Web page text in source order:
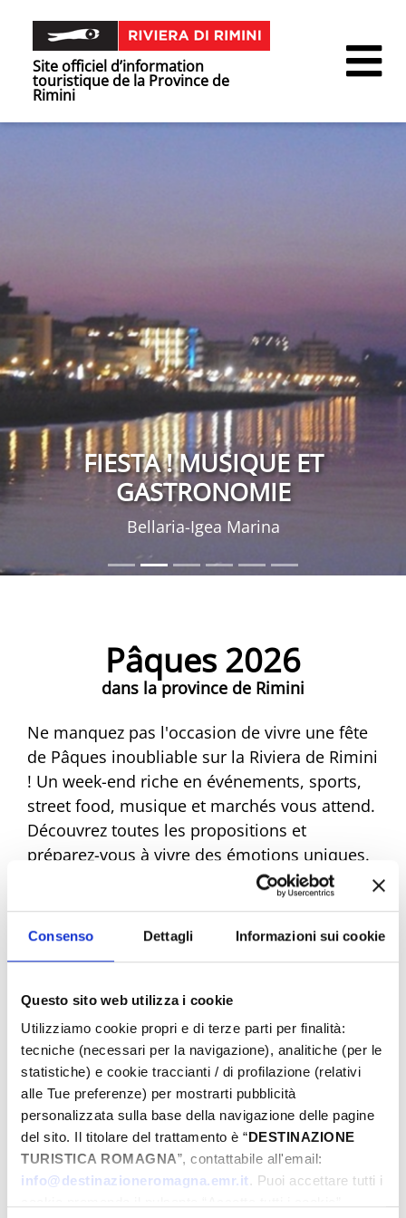
Consenso Dettagli Informazioni sui cookie
Questo sito web utilizza i cookie
Utilizziamo cookie propri e di terze parti per finalità:
tecniche (necessari per la navigazione), analitiche (per le
statistiche) e cookie traccianti / di profilazione (relativi
alle Tue preferenze) per mostrarti pubblicità
personalizzata sulla base della navigazione delle pagine
del sito. Il titolare del trattamento è “DESTINAZIONE
TURISTICA ROMAGNA”, contattabile all'email:
info@destinazioneromagna.emr.it. Puoi accettare tutti i
Site officiel d’information
touristique de la Province de
Rimini
FIESTA ! MUSIQUE ET
GASTRONOMIE
Bellaria-Igea Marina
Pâques 2026
dans la province de Rimini
Ne manquez pas l'occasion de vivre une fête
de Pâques inoubliable sur la Riviera de Rimini
! Un week-end riche en événements, sports,
street food, musique et marchés vous attend.
Découvrez toutes les propositions et
préparez-vous à vivre des émotions uniques.
Réservez dès maintenant votre Pâques de
Du
Au